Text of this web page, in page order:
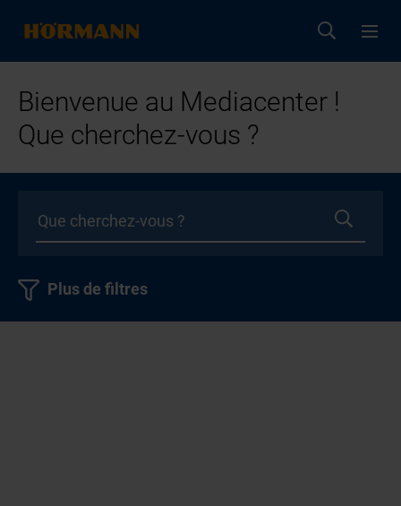
Bienvenue au Mediacenter !
Que cherchez-vous ?
Plus de filtres